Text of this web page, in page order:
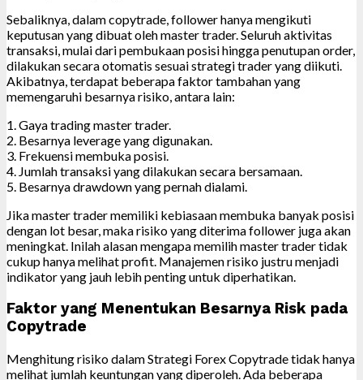
Sebaliknya, dalam copytrade, follower hanya mengikuti
keputusan yang dibuat oleh master trader. Seluruh aktivitas
transaksi, mulai dari pembukaan posisi hingga penutupan order,
dilakukan secara otomatis sesuai strategi trader yang diikuti.
Akibatnya, terdapat beberapa faktor tambahan yang
memengaruhi besarnya risiko, antara lain:
1. Gaya trading master trader.
2. Besarnya leverage yang digunakan.
3. Frekuensi membuka posisi.
4. Jumlah transaksi yang dilakukan secara bersamaan.
5. Besarnya drawdown yang pernah dialami.
Jika master trader memiliki kebiasaan membuka banyak posisi
dengan lot besar, maka risiko yang diterima follower juga akan
meningkat. Inilah alasan mengapa memilih master trader tidak
cukup hanya melihat profit. Manajemen risiko justru menjadi
indikator yang jauh lebih penting untuk diperhatikan.
Faktor yang Menentukan Besarnya Risk pada
Copytrade
Menghitung risiko dalam Strategi Forex Copytrade tidak hanya
melihat jumlah keuntungan yang diperoleh. Ada beberapa